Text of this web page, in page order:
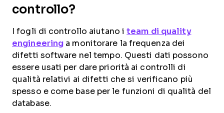
controllo?
I fogli di controllo aiutano iteam di quality
engineering a monitorare la frequenza dei
difetti software nel tempo. Questi dati possono
essere usati per dare priorità ai controlli di
qualità relativi ai difetti che si verificano più
spesso e come base per le funzioni di qualità del
database.